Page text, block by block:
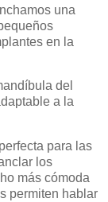
una
en la
del
a la
para las
los
más cómoda
permiten hablar